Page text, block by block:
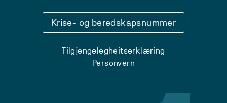
Krise- og beredskapsnummer
Tilgjengelegheitserklæring
Personvern